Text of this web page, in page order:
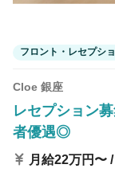
フロント・レセプシ
Cloe 銀座
レセプション
者優遇◎
月給22万円〜